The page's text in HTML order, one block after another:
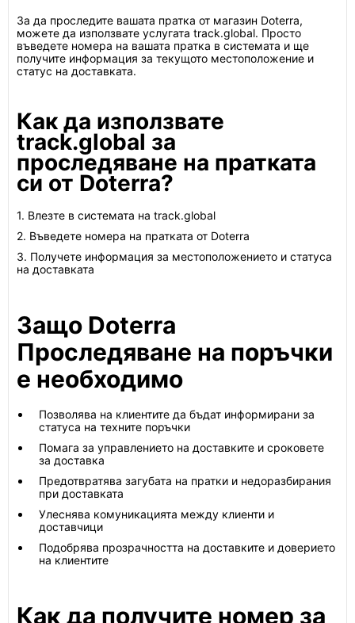
За да проследите вашата пратка от магазин Doterra,
можете да използвате услугата track.global. Просто
въведете номера на вашата пратка в системата и ще
получите информация за текущото местоположение и
статус на доставката.
Как да използвате
track.global за
проследяване на пратката
си от Doterra?
1. Влезте в системата на track.global
2. Въведете номера на пратката от Doterra
3. Получете информация за местоположението и статуса
на доставката
Защо Doterra
Проследяване на поръчки
е необходимо
Позволява на клиентите да бъдат информирани за
статуса на техните поръчки
Помага за управлението на доставките и сроковете
за доставка
Предотвратява загубата на пратки и недоразбирания
при доставката
Улеснява комуникацията между клиенти и
доставчици
Подобрява прозрачността на доставките и доверието
на клиентите
Как да получите номер за